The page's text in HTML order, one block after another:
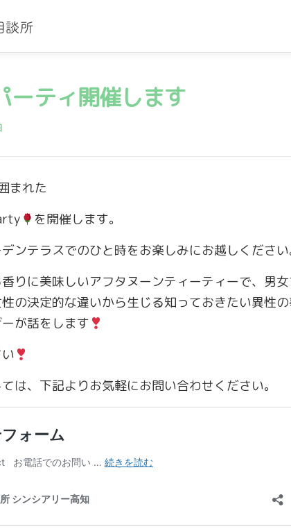
ーティ開催します
まれた
を開催します。
ンテラスでのひと時をお楽しみにお越しください
りに美味しいアフタヌーンティーティーで、男
の決定的な違いから生じる知っておきたい異性
が話をします
は、下記よりお気軽にお問い合わせください。